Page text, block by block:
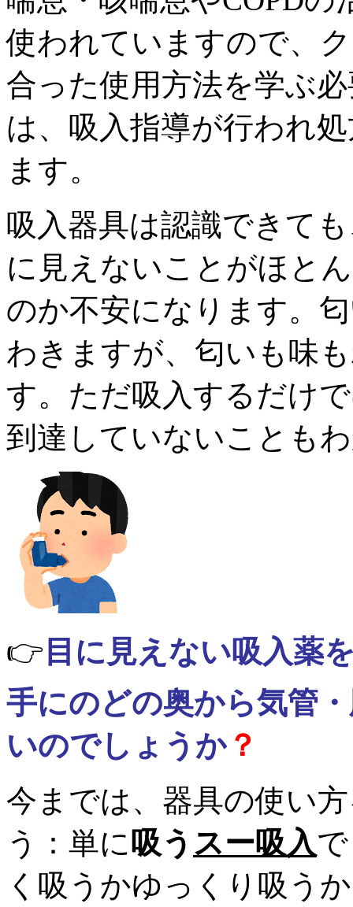
使われていますので、
合った使用方法を学ぶ
は、吸入指導が行われ
ます。
吸入器具は認識できて
に見えないことがほと
のか不安になります。
わきますが、匂いも味
す。ただ吸入するだけ
到達していないことも
👉 目に見えない吸入薬
手にのどの奥から気管
いのでしょうか？
今までは、器具の使い
う：単に吸う スー吸入
く吸うかゆっくり吸う